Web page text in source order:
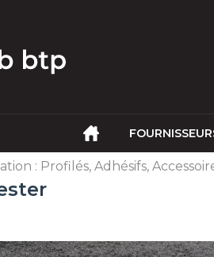
: Profilés, Adhésifs,